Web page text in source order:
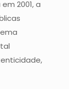
2001, a